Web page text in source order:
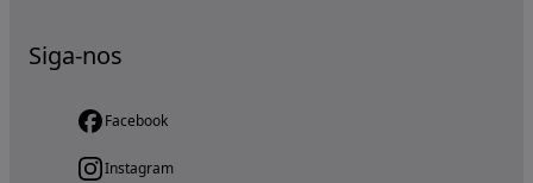
Siga-nos
Facebook
Instagram